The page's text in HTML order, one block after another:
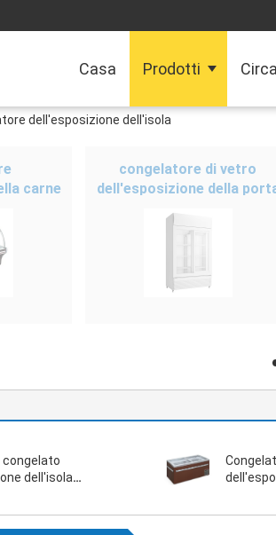
Casa Prodotti
dell'esposizione dell'isola
carne
congelatore di vetro
dell'esposizione della
congelato
dell'isola